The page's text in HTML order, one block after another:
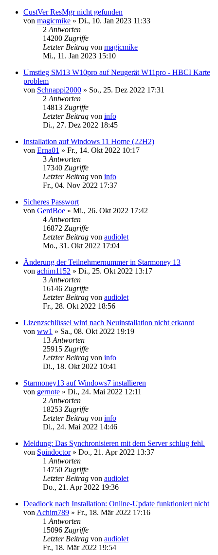
CustVer ResMgr nicht gefunden
von magicmike » Di., 10. Jan 2023 11:33
2 Antworten
14200 Zugriffe
Letzter Beitrag von magicmike
Mi., 11. Jan 2023 15:10
Umstieg SM13 W10pro auf Neugerät W11pro - HBCI Karte
problem
von Schnappi2000 » So., 25. Dez 2022 17:31
2 Antworten
14813 Zugriffe
Letzter Beitrag von info
Di., 27. Dez 2022 18:45
Installation auf Windows 11 Home (22H2)
von Erna01 » Fr., 14. Okt 2022 10:17
3 Antworten
17340 Zugriffe
Letzter Beitrag von info
Fr., 04. Nov 2022 17:37
Sicheres Passwort
von GerdBoe » Mi., 26. Okt 2022 17:42
4 Antworten
16872 Zugriffe
Letzter Beitrag von audiolet
Mo., 31. Okt 2022 17:04
Änderung der Teilnehmernummer in Starmoney 13
von achim1152 » Di., 25. Okt 2022 13:17
3 Antworten
16146 Zugriffe
Letzter Beitrag von audiolet
Fr., 28. Okt 2022 18:56
Lizenzschlüssel wird nach Neuinstallation nicht erkannt
von ww1 » Sa., 08. Okt 2022 19:19
13 Antworten
25915 Zugriffe
Letzter Beitrag von info
Di., 18. Okt 2022 10:41
Starmoney13 auf Windows7 installieren
von gernote » Di., 24. Mai 2022 12:11
2 Antworten
18253 Zugriffe
Letzter Beitrag von info
Di., 24. Mai 2022 14:46
Meldung: Das Synchronisieren mit dem Server schlug fehl.
von Spindoctor» Do., 21. Apr 2022 13:37
1 Antworten
14750 Zugriffe
Letzter Beitrag von audiolet
Do., 21. Apr 2022 19:36
Deadlock nach Installation: Online-Update funktioniert nicht
von Achim789 » Fr., 18. Mär 2022 17:16
1 Antworten
15096 Zugriffe
Letzter Beitrag von audiolet
Fr., 18. Mär 2022 19:54